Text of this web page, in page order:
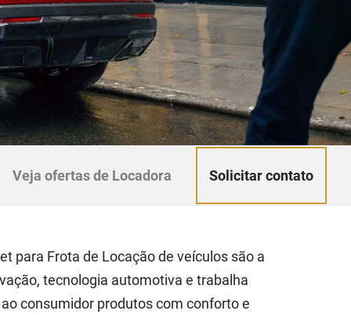
Veja ofertas de Locadora Solicitar contato
para Frota de Locação de veículos são a
tecnologia automotiva e trabalha
consumidor produtos com conforto e